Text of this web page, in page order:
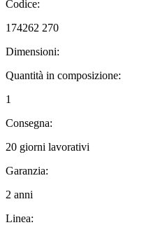
Codice:
174262 270
Dimensioni:
Quantità in composizione:
1
Consegna:
20 giorni lavorativi
Garanzia:
2 anni
Linea: